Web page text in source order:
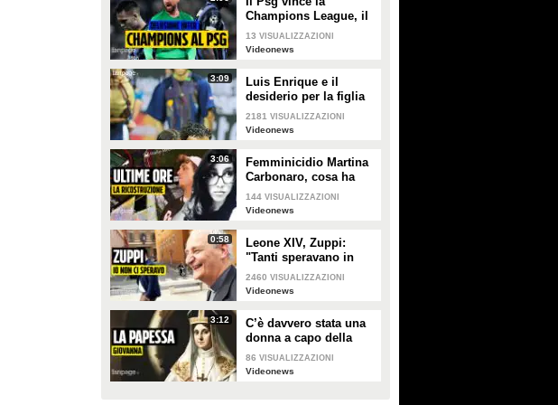
Champions League, il
sogno dell'Inter si
infrange a Monaco di
13 VISUALIZZAZIONI
Videonews
3:09
Luis Enrique e il
desiderio per la figlia
Xana nel giorno della
finale di Champions tra
2181 VISUALIZZAZIONI
Videonews
3:06
Femminicidio Martina
Carbonaro, cosa ha
fatto Alessio Tucci
dopo averla uccisa [LA
144 VISUALIZZAZIONI
Videonews
0:58
Leone XIV, Zuppi:
"Tanti speravano in
me? Io mai, prima
deve vincere lo
2460 VISUALIZZAZIONI
Videonews
3:12
C’è davvero stata una
donna a capo della
Chiesa cattolica? La
leggenda della
86 VISUALIZZAZIONI
Videonews